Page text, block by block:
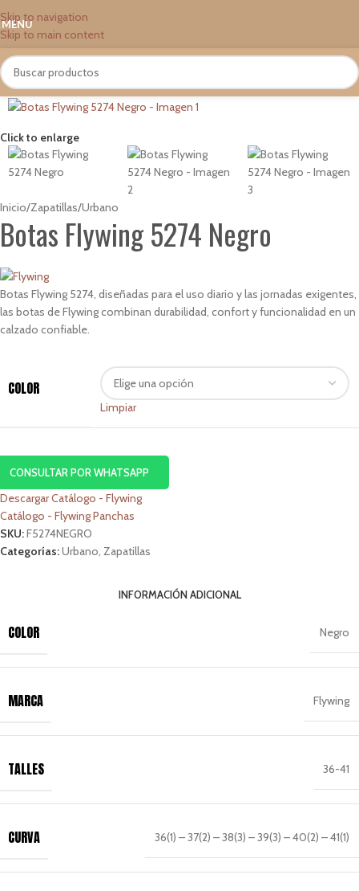
Skip to navigation
Skip to main content
MENU
Click to enlarge
Inicio/Zapatillas/Urbano
Botas Flywing 5274 Negro
Botas Flywing 5274, diseñadas para el uso diario y las jornadas exigentes,
las botas de Flywing combinan durabilidad, confort y funcionalidad en un
calzado confiable.
COLOR
Limpiar
CONSULTAR POR WHATSAPP
Descargar Catálogo - Flywing
Catálogo - Flywing Panchas
SKU:F5274NEGRO
Categorías:Urbano, Zapatillas
INFORMACIÓN ADICIONAL
COLOR Negro
MARCA Flywing
TALLES 36-41
CURVA 36(1) – 37(2) – 38(3) – 39(3) – 40(2) – 41(1)